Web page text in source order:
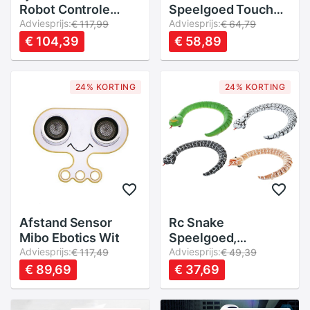
Robot Controle
Voice Bericht
Opnemen
Programmeerbare
Robotica Kit
Kinderspeelgoed
Adviesprijs:€ 117,99
€ 104,39
Speelgoed Touch
Control Voice
Command Leuke
Intelligentie Robot
Dans Record Led
Speelgoed Voor
Kinderen
Adviesprijs:€ 64,79
€ 58,89
24% KORTING
Afstand Sensor
Mibo Ebotics Wit
Adviesprijs:€ 117,49
€ 89,69
24% KORTING
Rc Snake
Speelgoed,
Oplaadbare
Afstandsbediening
Slang Met
Interessante Ei
Adviesprijs:€ 49,39
€ 37,69